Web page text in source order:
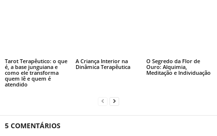
Tarot Terapêutico: o que
é, a base junguiana e
como ele transforma
quem lê e quem é
atendido
A Criança Interior na
Dinâmica Terapêutica
O Segredo da Flor de
Ouro: Alquimia,
Meditação e Individuação
5 COMENTÁRIOS